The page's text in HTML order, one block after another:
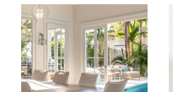
vente de biens
ChezAxelle Lemoine, nous
accompagnons dans